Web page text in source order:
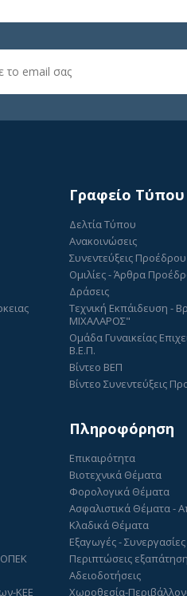
Γραφείο Τύπου
Δελτία Τύπου
Ανακοινώσεις
Συνεντεύξεις Προέδρου
Ομιλίες - Άρθρα
Δράσεις
Τεχνική Εκπάιδευση -
ΜΙΧΑΛΑΡΟΣ"
Ομάδα Γυναικείας
Β.Ε.Π.
Βίντεο ΒΕΠ
Βίντεο Συνεντεύξεις
ΚΕΕ
Πληροφόρηση
Επικαιρότητα
Βιοτεχνικά Θέματα
Φορολογικά Θέματα
Ασφαλιστικά Θέματα -
Κλαδικά Θέματα
Εξαγωγές - Συνεργασίες
Περιπτώσεις
Αδειοδοτήσεις
Χωροθεσία-